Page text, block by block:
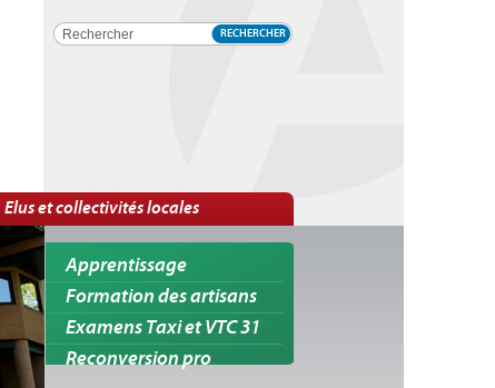
RECHERCHER
Elus et collectivités locales
Apprentissage
Formation des artisans
Examens Taxi et VTC 31
Reconversion pro